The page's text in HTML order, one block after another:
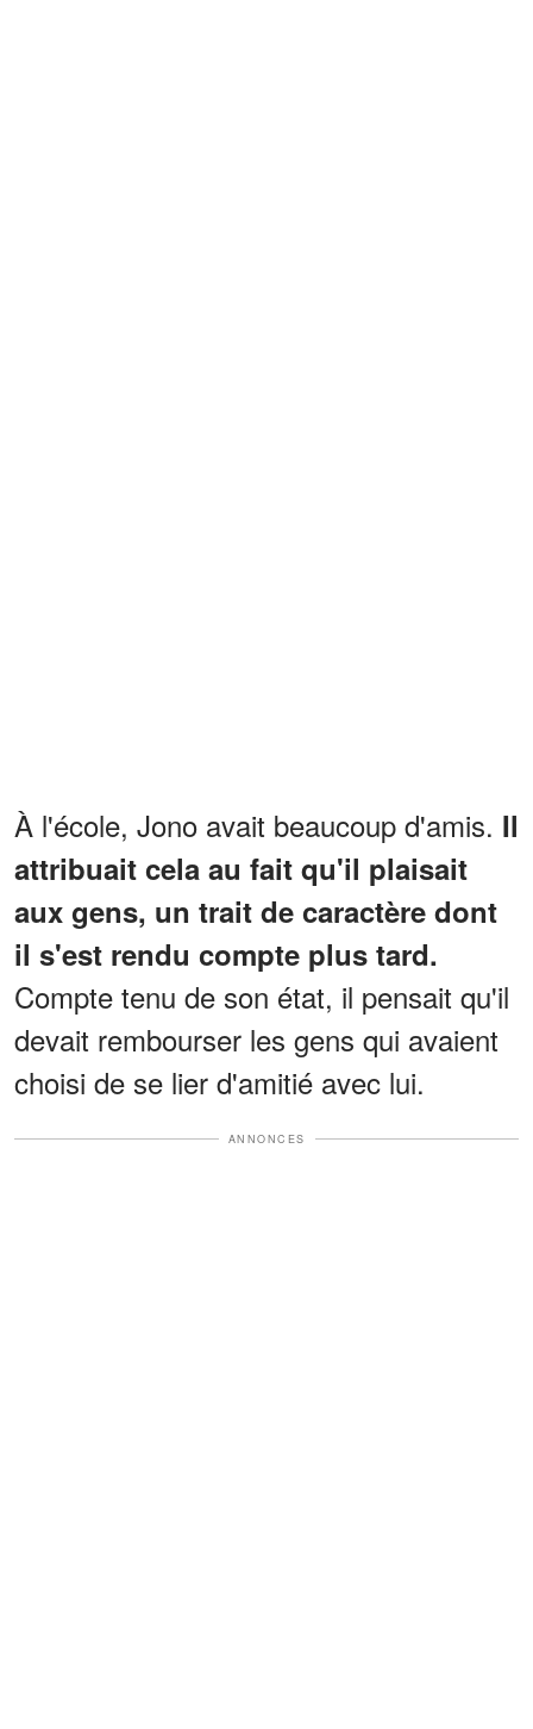
À l'école, Jono avait beaucoup d'amis. Il
attribuait cela au fait qu'il plaisait
aux gens, un trait de caractère dont
il s'est rendu compte plus tard.
Compte tenu de son état, il pensait qu'il
devait rembourser les gens qui avaient
choisi de se lier d'amitié avec lui.
ANNONCES